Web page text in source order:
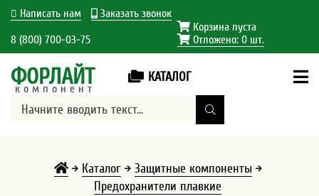
Написать нам Заказать звонок
8 (800) 700-03-75
Корзина пуста
Отложено: 0шт.
ФОРЛАЙТ
компонент
КАТАЛОГ
Каталог
Защитные компоненты
Предохранители плавкие